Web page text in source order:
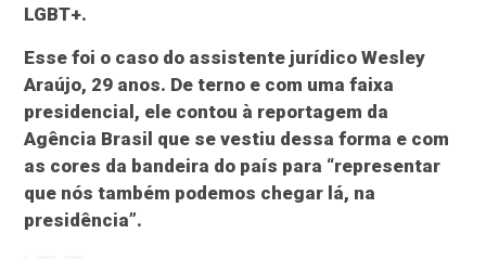
LGBT+.
Esse foi o caso do assistente jurídico Wesley
Araújo, 29 anos. De terno e com uma faixa
presidencial, ele contou à reportagem da
Agência Brasil que se vestiu dessa forma e com
as cores da bandeira do país para “representar
que nós também podemos chegar lá, na
presidência”.